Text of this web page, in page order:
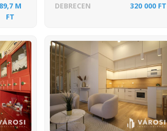
89,7 M
FT
DEBRECEN 320 000 FT